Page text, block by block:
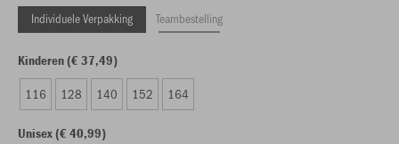
Individuele Verpakking Teambestelling
Kinderen (€ 37,49)
116 128 140 152 164
Unisex (€ 40,99)